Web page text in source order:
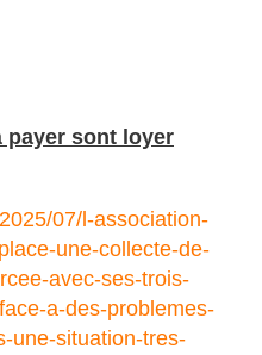
sont loyer
07/l-association-
une-collecte-de-
avec-ses-trois-
a-des-problemes-
une-situation-tres-